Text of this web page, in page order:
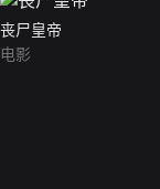
丧尸皇帝
电影